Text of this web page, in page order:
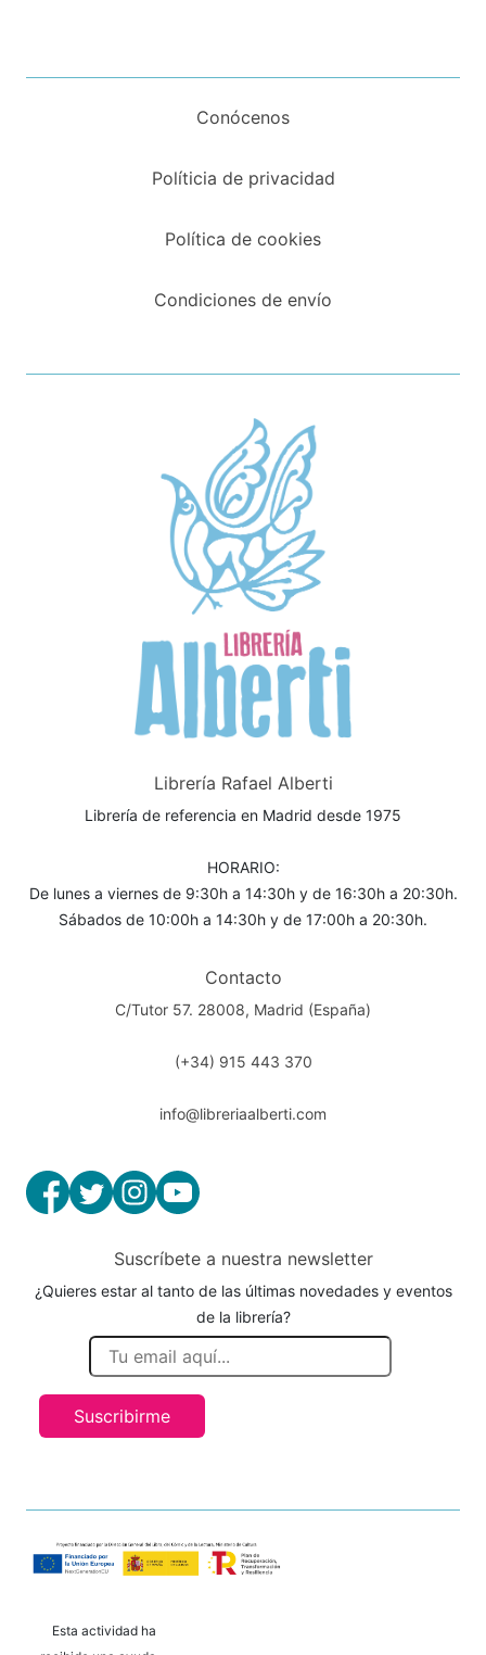
Conócenos
Políticia de privacidad
Política de cookies
Condiciones de envío
Librería Rafael Alberti
Librería de referencia en Madrid desde 1975
HORARIO:
De lunes a viernes de 9:30h a 14:30h y de 16:30h a 20:30h.
Sábados de 10:00h a 14:30h y de 17:00h a 20:30h.
Contacto
C/Tutor 57. 28008, Madrid (España)
(+34) 915 443 370
info@libreriaalberti.com
Suscríbete a nuestra newsletter
¿Quieres estar al tanto de las últimas novedades y eventos
de la librería?
Suscribirme
Esta actividad ha